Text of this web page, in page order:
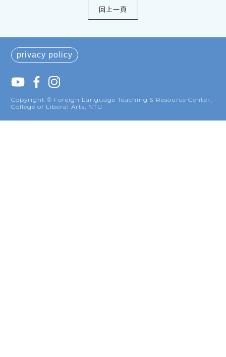
privacy policy
Copyright © Foreign Language Teaching & Resource Center,
College of Liberal Arts, NTU